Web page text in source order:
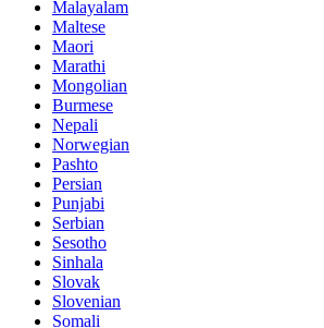
Malayalam
Maltese
Maori
Marathi
Mongolian
Burmese
Nepali
Norwegian
Pashto
Persian
Punjabi
Serbian
Sesotho
Sinhala
Slovak
Slovenian
Somali